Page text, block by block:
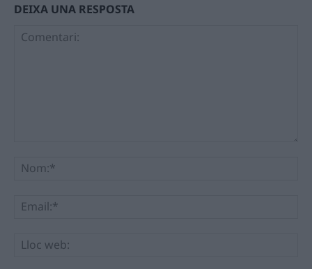
DEIXA UNA RESPOSTA